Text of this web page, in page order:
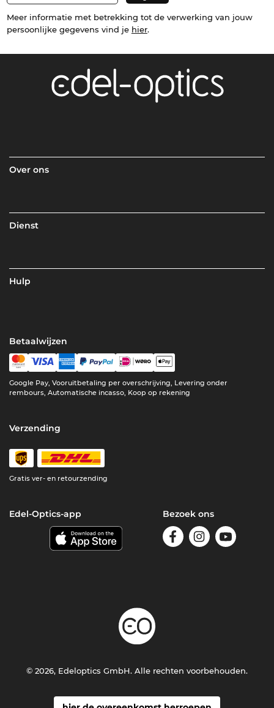
Meer informatie met betrekking tot de verwerking van jouw
persoonlijke gegevens vind je hier.
Over ons
Dienst
Hulp
Betaalwijzen
Google Pay, Vooruitbetaling per overschrijving, Levering onder
rembours, Automatische incasso, Koop op rekening
Verzending
Gratis ver- en retourzending
Edel-Optics-app Bezoek ons
© 2026, Edeloptics GmbH. Alle rechten voorbehouden.